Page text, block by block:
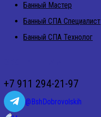
Банный Мастер
Банный СПА Специалист
Банный СПА Технолог
+7 911 294-21-97
@BshDobrovolskih